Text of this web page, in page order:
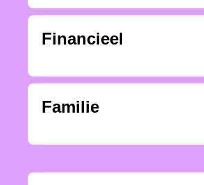
Financieel
Familie